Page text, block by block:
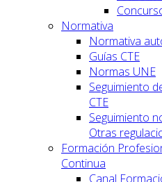
Normativa
Normativa
Guías CTE
Normas UNE
Seguimiento
CTE
Seguimiento
Otras
Formación
Continua
Canal